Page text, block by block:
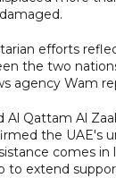
efforts
the two
agency Wam
Al Qattam Al
the UAE's
comes
to extend